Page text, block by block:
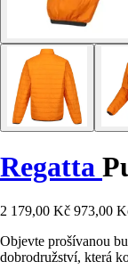
Regatta
2 179,00 Kč 973,00
Objevte prošívanou
dobrodružství, která